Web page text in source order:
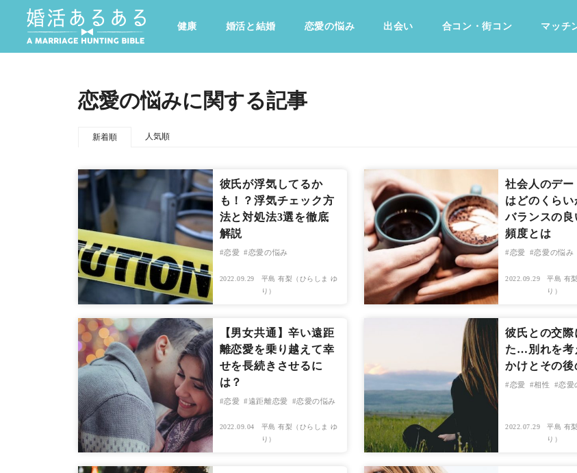
健康 婚活と結婚 恋愛の悩み 出会い 合コン・街コン マッチ
心の処方箋 カルチャー・トレンド・芸能
恋愛の悩みに関する記事
新着順 人気順
彼氏が浮気してるか
も！？浮気チェック方
法と対処法3選を徹底
解説
恋愛 恋愛の悩み
2022.09.29
平島 有梨（ひらしま ゆ
り）
社会人のデー
はどのくらい
バランスの良
頻度とは
恋愛 恋愛の悩み
2022.09.29
平島 有
り）
【男女共通】辛い遠距
離恋愛を乗り越えて幸
せを長続きさせるに
は？
恋愛 遠距離恋愛 恋愛の悩み
2022.09.04
平島 有梨（ひらしま ゆ
り）
彼氏との交際
た…別れを考
かけとその後
恋愛 相性 恋愛
2022.07.29
平島 有
り）